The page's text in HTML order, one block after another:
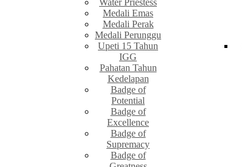
Water Priestess
Medali Emas
Medali Perak
Medali Perunggu
Upeti 15 Tahun
IGG
Pahatan Tahun
Kedelapan
Badge of
Potential
Badge of
Excellence
Badge of
Supremacy
Badge of